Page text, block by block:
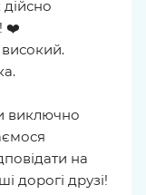
❤️
високий.
виключно
на
дорогі друзі!